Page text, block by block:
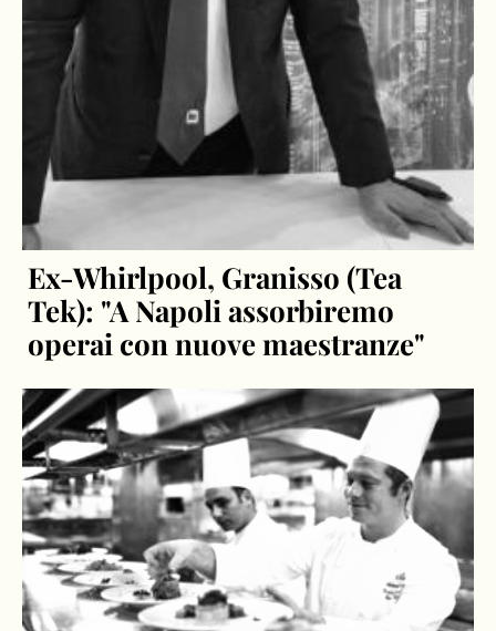
Ex-Whirlpool, Granisso (Tea
Tek): "A Napoli assorbiremo
operai con nuove maestranze"